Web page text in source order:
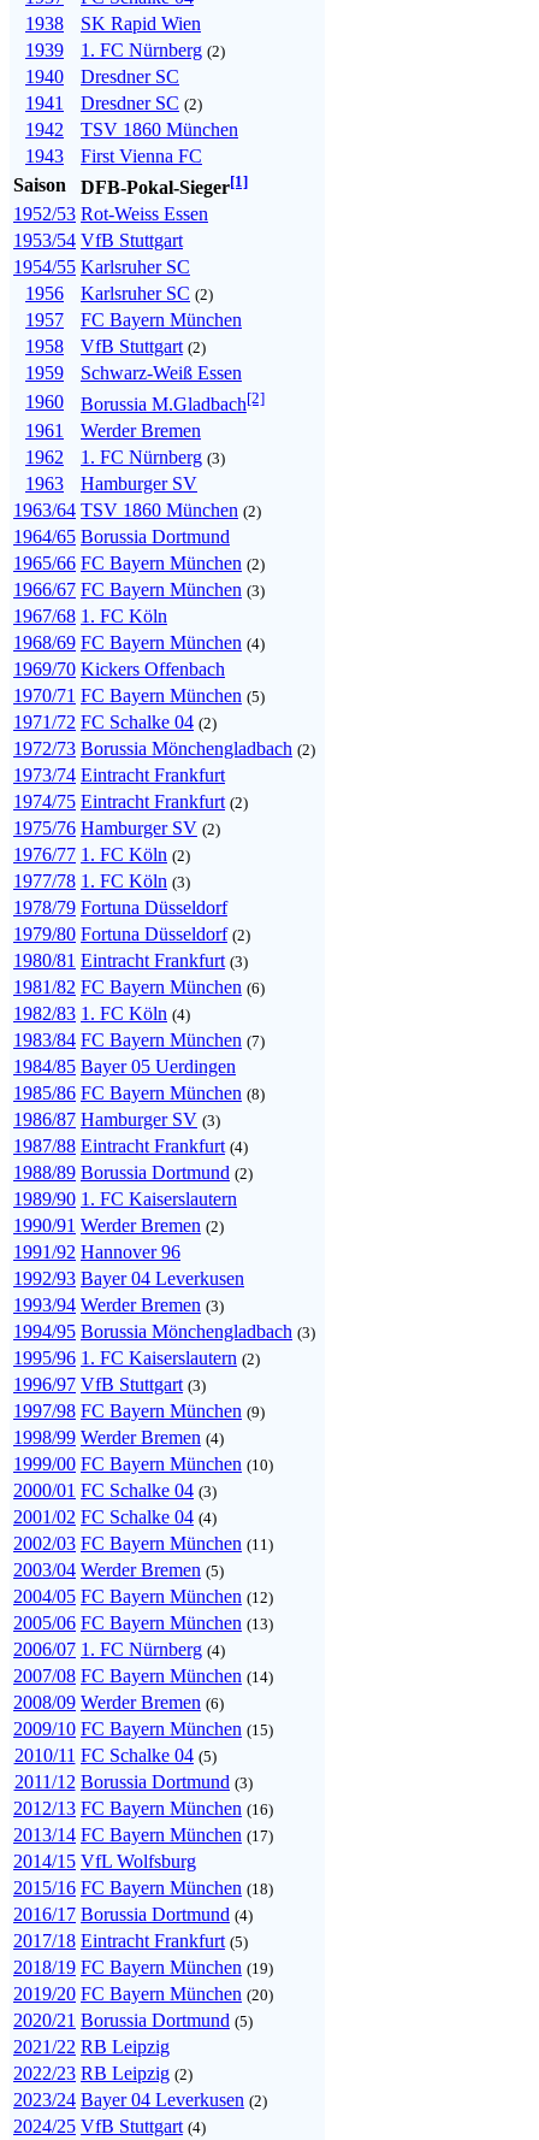
1938
SK Rapid Wien
1939
1. FC Nürnberg (2)
1940
Dresdner SC
1941
Dresdner SC (2)
1942
TSV 1860 München
1943
First Vienna FC
Saison
DFB-Pokal-Sieger[1]
1952/53 Rot-Weiss Essen
1953/54 VfB Stuttgart
1954/55 Karlsruher SC
1956
Karlsruher SC (2)
1957
FC Bayern München
1958
VfB Stuttgart (2)
1959
Schwarz-Weiß Essen
1960
Borussia M.Gladbach[2]
1961
Werder Bremen
1962
1. FC Nürnberg (3)
1963
Hamburger SV
1963/64 TSV 1860 München (2)
1964/65 Borussia Dortmund
1965/66 FC Bayern München (2)
1966/67 FC Bayern München (3)
1967/68 1. FC Köln
1968/69 FC Bayern München (4)
1969/70 Kickers Offenbach
1970/71 FC Bayern München (5)
1971/72 FC Schalke 04 (2)
1972/73 Borussia Mönchengladbach (2)
1973/74 Eintracht Frankfurt
1974/75 Eintracht Frankfurt (2)
1975/76 Hamburger SV (2)
1976/77 1. FC Köln (2)
1977/78 1. FC Köln (3)
1978/79 Fortuna Düsseldorf
1979/80 Fortuna Düsseldorf (2)
1980/81 Eintracht Frankfurt (3)
1981/82 FC Bayern München (6)
1982/83 1. FC Köln (4)
1983/84 FC Bayern München (7)
1984/85 Bayer 05 Uerdingen
1985/86 FC Bayern München (8)
1986/87 Hamburger SV (3)
1987/88 Eintracht Frankfurt (4)
1988/89 Borussia Dortmund (2)
1989/90 1. FC Kaiserslautern
1990/91 Werder Bremen (2)
1991/92 Hannover 96
1992/93 Bayer 04 Leverkusen
1993/94 Werder Bremen (3)
1994/95 Borussia Mönchengladbach (3)
1995/96 1. FC Kaiserslautern (2)
1996/97 VfB Stuttgart (3)
1997/98 FC Bayern München (9)
1998/99 Werder Bremen (4)
1999/00 FC Bayern München (10)
2000/01 FC Schalke 04 (3)
2001/02 FC Schalke 04 (4)
2002/03 FC Bayern München (11)
2003/04 Werder Bremen (5)
2004/05 FC Bayern München (12)
2005/06 FC Bayern München (13)
2006/07 1. FC Nürnberg (4)
2007/08 FC Bayern München (14)
2008/09 Werder Bremen (6)
2009/10 FC Bayern München (15)
2010/11 FC Schalke 04 (5)
2011/12 Borussia Dortmund (3)
2012/13 FC Bayern München (16)
2013/14 FC Bayern München (17)
2014/15 VfL Wolfsburg
2015/16 FC Bayern München (18)
2016/17 Borussia Dortmund (4)
2017/18 Eintracht Frankfurt (5)
2018/19 FC Bayern München (19)
2019/20 FC Bayern München (20)
2020/21 Borussia Dortmund (5)
2021/22 RB Leipzig
2022/23 RB Leipzig (2)
2023/24 Bayer 04 Leverkusen (2)
2024/25 VfB Stuttgart (4)